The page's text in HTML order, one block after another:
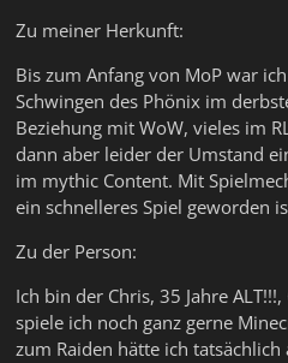
Zu meiner Herkunft:
Bis zum Anfang von MoP war
Schwingen des Phönix im
Beziehung mit WoW, vieles im
dann aber leider der Umstand
im mythic Content. Mit
ein schnelleres Spiel geworden
Zu der Person:
Ich bin der Chris, 35 Jahre
spiele ich noch ganz gerne
zum Raiden hätte ich